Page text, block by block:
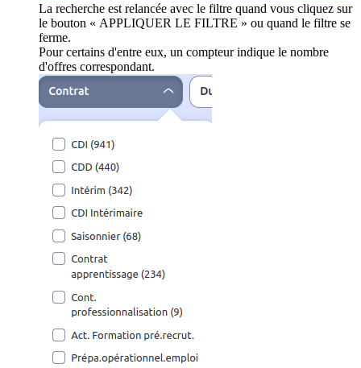
La recherche est relancée avec le filtre quand vous cliquez sur
le bouton « APPLIQUER LE FILTRE » ou quand le filtre se
ferme.
Pour certains d'entre eux, un compteur indique le nombre
d'offres correspondant.